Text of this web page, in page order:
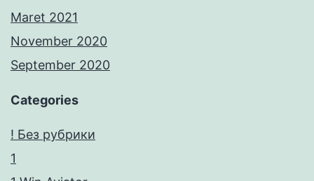
Maret 2021
November 2020
September 2020
Categories
! Без рубрики
1